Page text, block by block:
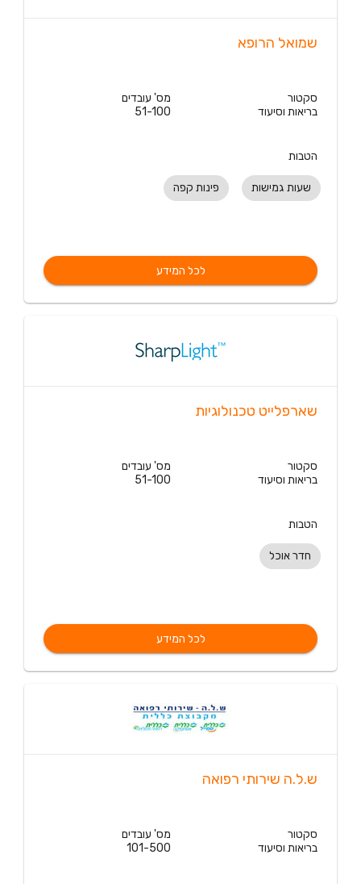
שמואל הרופא
סקטור
בריאות וסיעוד
מס' עובדים
51-100
הטבות
שעות גמישות פינות קפה
לכל המידע
שארפלייט טכנולוגיות
סקטור
בריאות וסיעוד
מס' עובדים
51-100
הטבות
חדר אוכל
לכל המידע
ש.ל.ה שירותי רפואה
סקטור
בריאות וסיעוד
מס' עובדים
101-500